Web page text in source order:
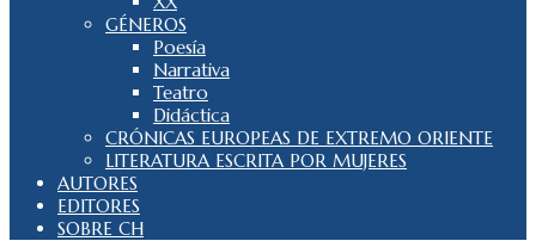
GÉNEROS
Poesía
Narrativa
Teatro
Didáctica
CRÓNICAS EUROPEAS DE EXTREMO ORIENTE
LITERATURA ESCRITA POR MUJERES
AUTORES
EDITORES
SOBRE CH